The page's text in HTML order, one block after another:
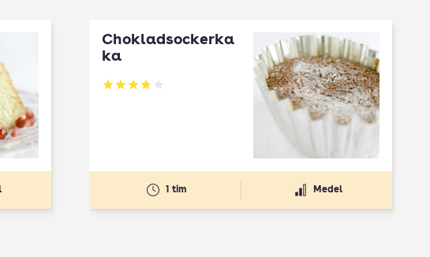
Chokladsockerka
ka
Betyg: 3.8 av 5
1 tim Medel